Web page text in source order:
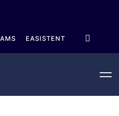
EASISTENT